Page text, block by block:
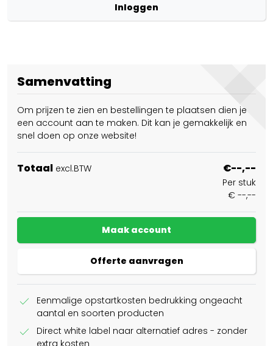
Inloggen
Samenvatting
Om prijzen te zien en bestellingen te plaatsen dien je
een account aan te maken. Dit kan je gemakkelijk en
snel doen op onze website!
Totaal excl.BTW €--,--
Per stuk
€ --,--
Maak account
Offerte aanvragen
check
Eenmalige opstartkosten bedrukking ongeacht
aantal en soorten producten
check
Direct white label naar alternatief adres - zonder
extra kosten